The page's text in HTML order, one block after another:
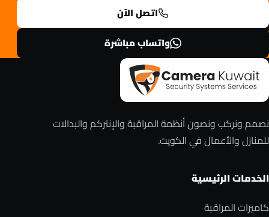
اتصل الآن
واتساب مباشرة
نصمم ونركب ونصون أنظمة المراقبة والإنتركم والبدالات
للمنازل والأعمال في الكويت.
الخدمات الرئيسية
كاميرات المراقبة